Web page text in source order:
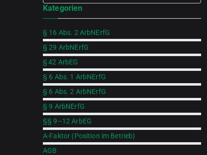
Kategorien
§ 16 Abs. 2 ArbNErfG
§ 29 ArbNErfG
§ 42 ArbEG
§ 6 Abs. 1 ArbNErfG
§ 6 Abs. 2 ArbNErfG
§ 9 ArbNErfG
§§ 9–12 ArbEG
A-Faktor (Position im Betrieb)
AGB